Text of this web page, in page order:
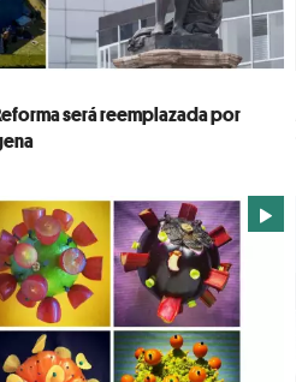
será reemplazada por